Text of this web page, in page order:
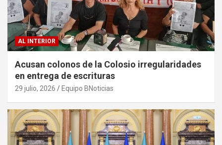
AL INTERIOR
Acusan colonos de la Colosio irregularidades
en entrega de escrituras
29 julio, 2026 Equipo BNoticias